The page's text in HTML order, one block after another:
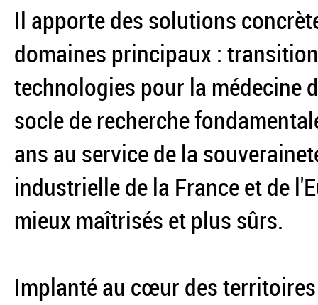
Il apporte des solutions
domaines principaux :
technologies pour la médecine
socle de recherche
ans au service de la
industrielle de la France et de
mieux maîtrisés et plus sûrs.
Implanté au cœur des